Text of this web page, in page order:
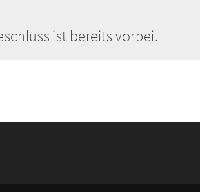
ist bereits vorbei.